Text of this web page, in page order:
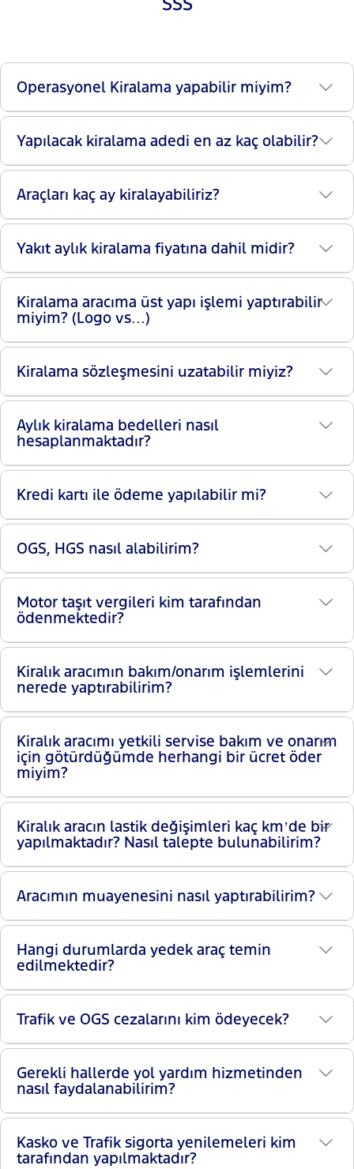
Operasyonel Kiralama yapabilir miyim?
Yapılacak kiralama adedi en az kaç olabilir?
Araçları kaç ay kiralayabiliriz?
Yakıt aylık kiralama fiyatına dahil midir?
Kiralama aracıma üst yapı işlemi yaptırabilir
miyim? (Logo vs…)
Kiralama sözleşmesini uzatabilir miyiz?
Aylık kiralama bedelleri nasıl
hesaplanmaktadır?
Kredi kartı ile ödeme yapılabilir mi?
OGS, HGS nasıl alabilirim?
Motor taşıt vergileri kim tarafından
ödenmektedir?
Kiralık aracımın bakım/onarım işlemlerini
nerede yaptırabilirim?
Kiralık aracımı yetkili servise bakım ve onarım
için götürdüğümde herhangi bir ücret öder
miyim?
Kiralık aracın lastik değişimleri kaç km’de bir
yapılmaktadır? Nasıl talepte bulunabilirim?
Aracımın muayenesini nasıl yaptırabilirim?
Hangi durumlarda yedek araç temin
edilmektedir?
Trafik ve OGS cezalarını kim ödeyecek?
Gerekli hallerde yol yardım hizmetinden
nasıl faydalanabilirim?
Kasko ve Trafik sigorta yenilemeleri kim
tarafından yapılmaktadır?